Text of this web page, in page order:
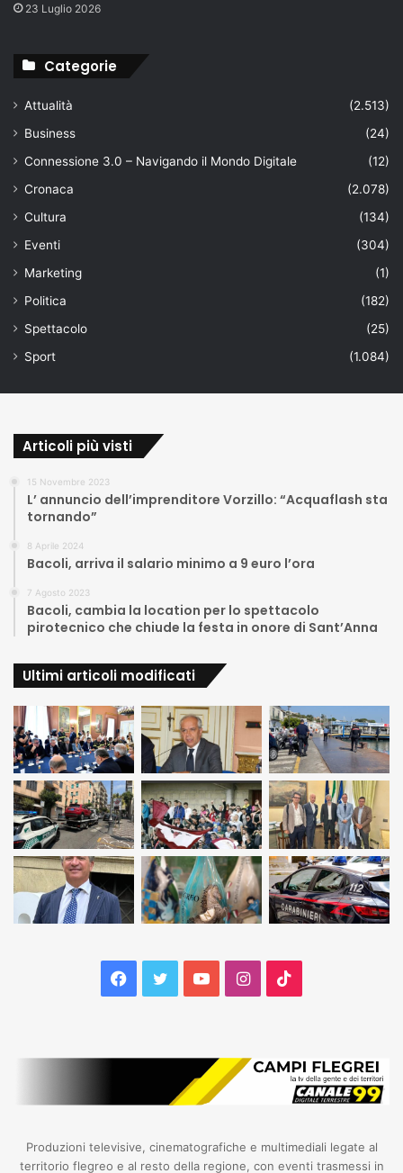
23 Luglio 2026
Categorie
Attualità
(2.513)
Business
(24)
Connessione 3.0 – Navigando il Mondo Digitale
(12)
Cronaca
(2.078)
Cultura
(134)
Eventi
(304)
Marketing
(1)
Politica
(182)
Spettacolo
(25)
Sport
(1.084)
Articoli più visti
15 Novembre 2023
L’ annuncio dell’imprenditore Vorzillo: “Acquaflash sta
tornando”
8 Aprile 2024
Bacoli, arriva il salario minimo a 9 euro l’ora
7 Agosto 2023
Bacoli, cambia la location per lo spettacolo
pirotecnico che chiude la festa in onore di Sant’Anna
Ultimi articoli modificati
Facebook
TwitterYouTubeInstagram
Produzioni televisive, cinematografiche e multimediali legate al
territorio flegreo e al resto della regione, con eventi trasmessi in